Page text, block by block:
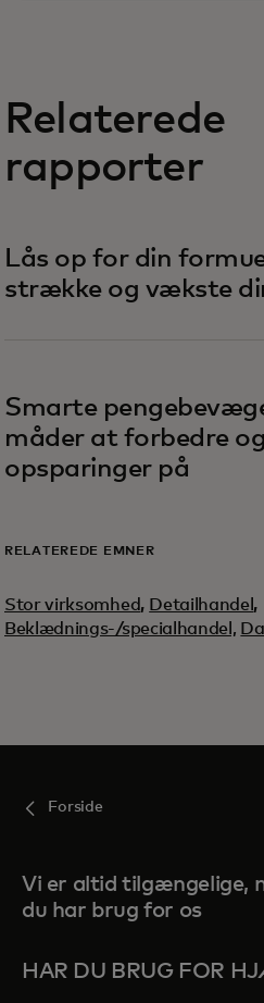
Relaterede
rapporter
Lås op for din
strække og vækste
Smarte
måder at forbedre
opsparinger på
RELATEREDE EMNER
Stor virksomhed, Detailhandel ,
Beklædnings-/specialhandel,
Forside
Vi er altid tilgængelige,
du har brug for os
HAR DU BRUG FOR